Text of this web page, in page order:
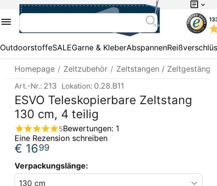
OutdoorstoffeSALEGarne & KleberAbspannen
Homepage / Zeltzubehör / Zeltstangen /
Art.-Nr.: 213 Lokation: 0.28.B11
ESVO Teleskopierbare Zeltstang
130 cm, 4 teilig
5Bewertungen: 1
Eine Rezension schreiben
€ 1699
Verpackungslänge: